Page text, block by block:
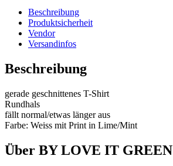
Beschreibung
Produktsicherheit
Vendor
Versandinfos
Beschreibung
gerade geschnittenes T-Shirt
Rundhals
fällt normal/etwas länger aus
Farbe: Weiss mit Print in Lime/Mint
Über BY LOVE IT GREEN